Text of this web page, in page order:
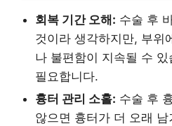
회복 기간 오해: 수술 후
것이라 생각하지만, 부위
나 불편함이 지속될 수
필요합니다.
흉터 관리 소홀: 수술 후
않으면 흉터가 더 오래